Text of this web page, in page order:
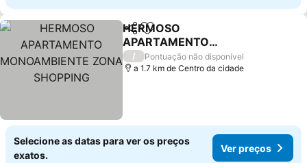
PartilharAdicionar aos favoritos
HERMOSO
APARTAMENTO
MONOAMBIENTE ZONA
SHOPPING
/
Pontuação não disponível
a 1.7 km de Centro da cidade
Selecione as datas para ver os preços
exatos.
Ver preços